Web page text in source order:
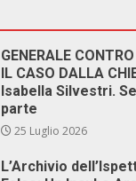
GENERALE
IL CASO DALLA
Isabella Silvestri.
parte
25 Luglio 2026
L’Archivio